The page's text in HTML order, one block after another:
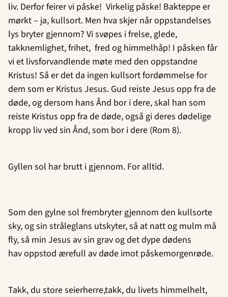
liv. Derfor feirer vi påske! Virkelig påske! Bakteppe er
mørkt – ja, kullsort. Men hva skjer når oppstandelses
lys bryter gjennom? Vi svøpes i frelse, glede,
takknemlighet, frihet, fred og himmelhåp! I påsken får
vi et livsforvandlende møte med den oppstandne
Kristus! Så er det da ingen kullsort fordømmelse for
dem som er Kristus Jesus. Gud reiste Jesus opp fra de
døde, og dersom hans Ånd bor i dere, skal han som
reiste Kristus opp fra de døde, også gi deres dødelige
kropp liv ved sin Ånd, som bor i dere (Rom 8).
Gyllen sol har brutt i gjennom. For alltid.
Som den gylne sol frembryter gjennom den kullsorte
sky, og sin stråleglans utskyter, så at natt og mulm må
fly, så min Jesus av sin grav og det dype dødens
hav oppstod ærefull av døde imot påskemorgenrøde.
Takk, du store seierherre,takk, du livets himmelhelt,